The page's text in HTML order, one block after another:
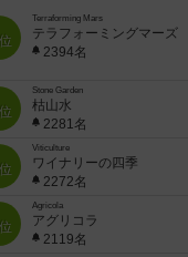
Terraforming Mars
テラフォーミングマーズ
2394名
Stone Garden
枯山水
2281名
Viticulture
ワイナリーの四季
2272名
Agricola
アグリコラ
2119名